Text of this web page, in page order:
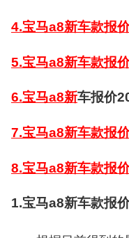
4.宝马a8新车款报
5.宝马a8新车款报
6.宝马a8新车报价
7.宝马a8新车款报
8.宝马a8新车款报
1.宝马a8新车款报